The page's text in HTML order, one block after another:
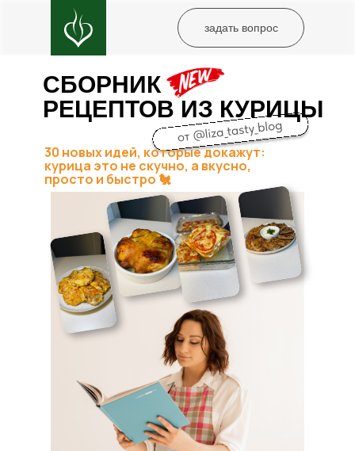
задать вопрос
СБОРНИК
РЕЦЕПТОВ ИЗ КУРИЦЫ
30 новых идей, которые докажут:
курица это не скучно, а вкусно,
просто и быстро 🐔